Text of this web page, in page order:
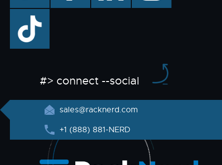
TikTok
#> connect --social
sales@racknerd.com
+1 (888) 881-NERD